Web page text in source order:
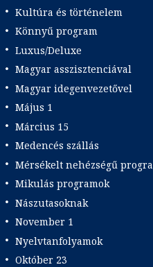
Kultúra és történelem
Könnyű program
Luxus/Deluxe
Magyar asszisztenciával
Magyar idegenvezetővel
Május 1
Március 15
Medencés szállás
Mérsékelt nehézségű
Mikulás programok
Nászutasoknak
November 1
Nyelvtanfolyamok
Október 23